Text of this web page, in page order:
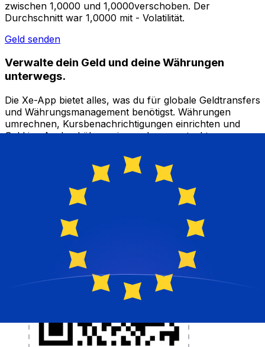
zwischen 1,0000 und 1,0000verschoben. Der
Durchschnitt war 1,0000 mit - Volatilität.
Geld senden
Verwalte dein Geld und deine Währungen
unterwegs.
Die Xe-App bietet alles, was du für globale Geldtransfers
und Währungsmanagement benötigst. Währungen
umrechnen, Kursbenachrichtigungen einrichten und
Geld ins Ausland überweisen, ohne versteckte